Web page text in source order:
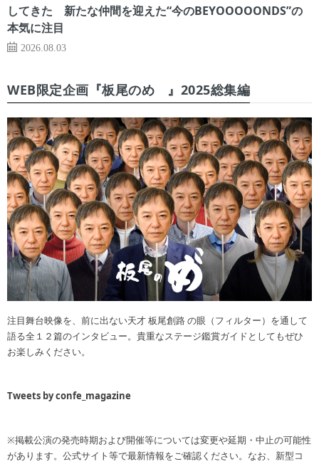
してきた 新たな仲間を迎えた“今のBEYOOOOONDS”の
本気に注目
2026.08.03
WEB限定企画『板尾のめ゙』2025総集編
注目舞台映像を、前に出ない天才 板尾創路 の眼（フィルター）を通して
語る全１２篇のインタビュー。貴重なステージ鑑賞ガイドとしてもぜひ
お楽しみください。
Tweets by confe_magazine
※掲載公演の発売時期および開催等については変更や延期・中止の可能性
があります。公式サイト等で最新情報をご確認ください。なお、新型コ